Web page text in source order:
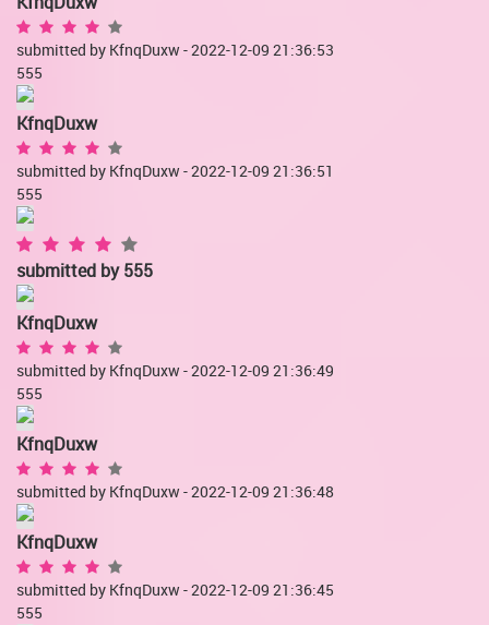
submitted by KfnqDuxw - 2022-12-09 21:36:53
555
KfnqDuxw
submitted by KfnqDuxw - 2022-12-09 21:36:51
555
submitted by555
KfnqDuxw
submitted by KfnqDuxw - 2022-12-09 21:36:49
555
KfnqDuxw
submitted by KfnqDuxw - 2022-12-09 21:36:48
KfnqDuxw
submitted by KfnqDuxw - 2022-12-09 21:36:45
555